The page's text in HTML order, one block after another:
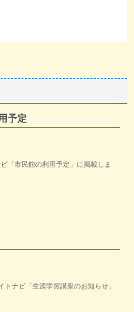
予定
「市民館の利用予定」に掲載しま
トナビ「生涯学習講座のお知らせ」